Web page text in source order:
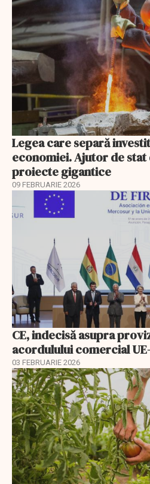
Legea care separă
economiei. Ajutor de
proiecte gigantice
09 FEBRUARIE 2026
CE, indecisă asupra
acordulului comercial
03 FEBRUARIE 2026